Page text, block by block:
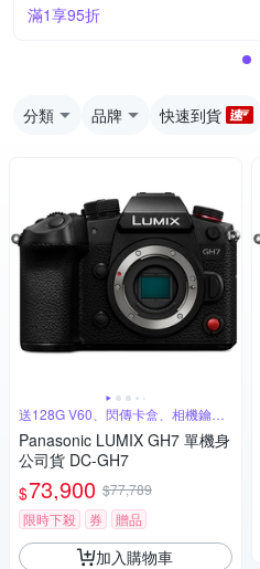
滿1享95折
分類 品牌 快速到貨
送128G V60、閃傳卡盒、相機鑰匙
圈
Panasonic LUMIX GH7 單機身
公司貨 DC-GH7
$73,900 $77,789
限時下殺
券 贈品
加入購物車